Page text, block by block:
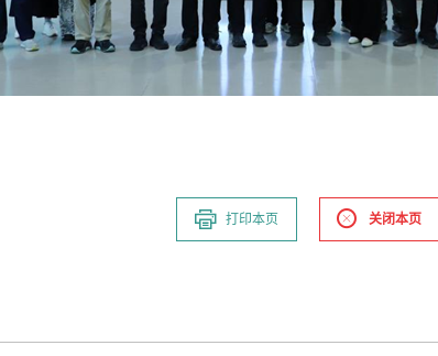
打印本页 关闭本页